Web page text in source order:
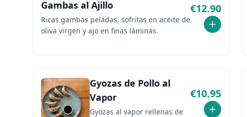
Gambas al Ajillo
Ricas gambas peladas, sofritas en aceite de
oliva virgen y ajo en finas láminas.
€12.90
Gyozas de Pollo al
Vapor
Gyozas al vapor rellenas de
€10.95